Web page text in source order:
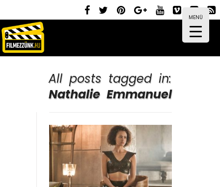
MENÜ
All posts tagged in:
Nathalie Emmanuel